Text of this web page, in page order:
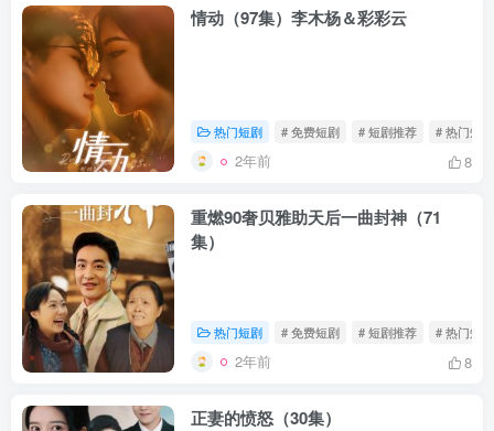
情动（97集）李木杨＆彩彩云
热门短剧 # 免费短剧 # 短剧推荐 # 热门短剧
2年前 8
重燃90奢贝雅助天后一曲封神（71
集）
热门短剧 # 免费短剧 # 短剧推荐 # 热门短剧
2年前 8
正妻的愤怒（30集）